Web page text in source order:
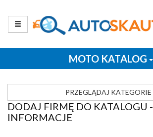
MOTO KATALOG
PRZEGLĄDAJ KATEGORIE
DODAJ FIRMĘ DO KATALOGU -
INFORMACJE